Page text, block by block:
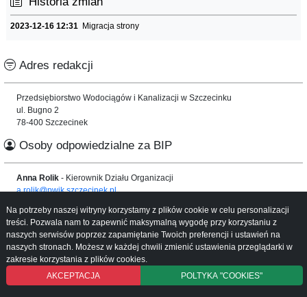
2023-12-16 12:31 Migracja strony
Adres redakcji
Przedsiębiorstwo Wodociągów i Kanalizacji w Szczecinku
ul. Bugno 2
78-400 Szczecinek
Osoby odpowiedzialne za BIP
Anna Rolik - Kierownik Działu Organizacji
a.rolik@pwik.szczecinek.pl
Informacje o serwisie
Mapa serwisu
Instrukcja obsługi
Na potrzeby naszej witryny korzystamy z plików cookie w celu personalizacji
treści. Pozwala nam to zapewnić maksymalną wygodę przy korzystaniu z
naszych serwisów poprzez zapamiętanie Twoich preferencji i ustawień na
naszych stronach. Możesz w każdej chwili zmienić ustawienia przeglądarki w
zakresie korzystania z plików cookies.
AKCEPTACJA
POLTYKA "COOKIES"